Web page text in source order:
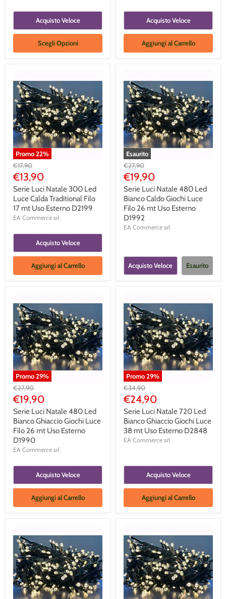
Acquisto Veloce
Scegli Opzioni
Acquisto Veloce
Aggiungi al Carrello
Promo22%
Prezzo
Originale
€17,90
Prezzo
Corrente
€13,90
Serie Luci Natale 300 Led
Luce Calda Traditional Filo
17 mt Uso Esterno D2199
EA Commerce srl
Acquisto Veloce
Aggiungi al Carrello
Esaurito
Prezzo
Originale
€27,90
Prezzo
Corrente
€19,90
Serie Luci Natale 480 Led
Bianco Caldo Giochi Luce
Filo 26 mt Uso Esterno
D1992
EA Commerce srl
Acquisto Veloce Esaurito
Promo29%
Prezzo
Originale
€27,90
Prezzo
Corrente
€19,90
Serie Luci Natale 480 Led
Bianco Ghiaccio Giochi Luce
Filo 26 mt Uso Esterno
D1990
EA Commerce srl
Acquisto Veloce
Aggiungi al Carrello
Promo29%
Prezzo
Originale
€34,90
Prezzo
Corrente
€24,90
Serie Luci Natale 720 Led
Bianco Ghiaccio Giochi Luce
38 mt Uso Esterno D2848
EA Commerce srl
Acquisto Veloce
Aggiungi al Carrello